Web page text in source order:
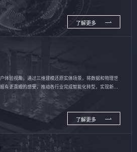
了解更多
体验视角，通过三维建模还原实体场景，将数据和物理世
有更直观的感受，推动各行业完成智能化转型，实现新旧
了解更多